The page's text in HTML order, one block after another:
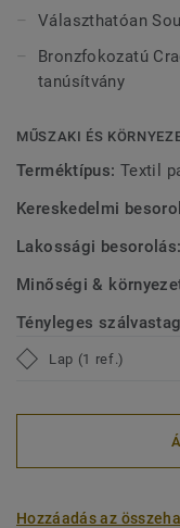
Választhatóan
Bronzfokozatú
tanúsítvány
MŰSZAKI ÉS
Terméktípus: Textil
Kereskedelmi
Lakossági besorolás:
Minőségi &
Tényleges
Lap (1 ref.)
Hozzáadás az